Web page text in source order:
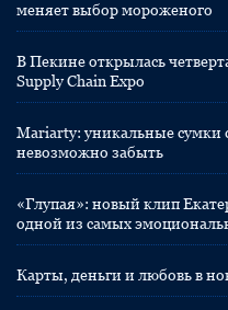
меняет выбор мороженого
В Пекине открылась
Supply Chain Expo
Mariarty: уникальные сумки
невозможно забыть
«Глупая»: новый клип
одной из самых
Карты, деньги и любовь в